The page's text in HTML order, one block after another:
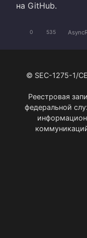
на GitHub.
0 535
© SEC-1275-1/
Реестровая
федеральной